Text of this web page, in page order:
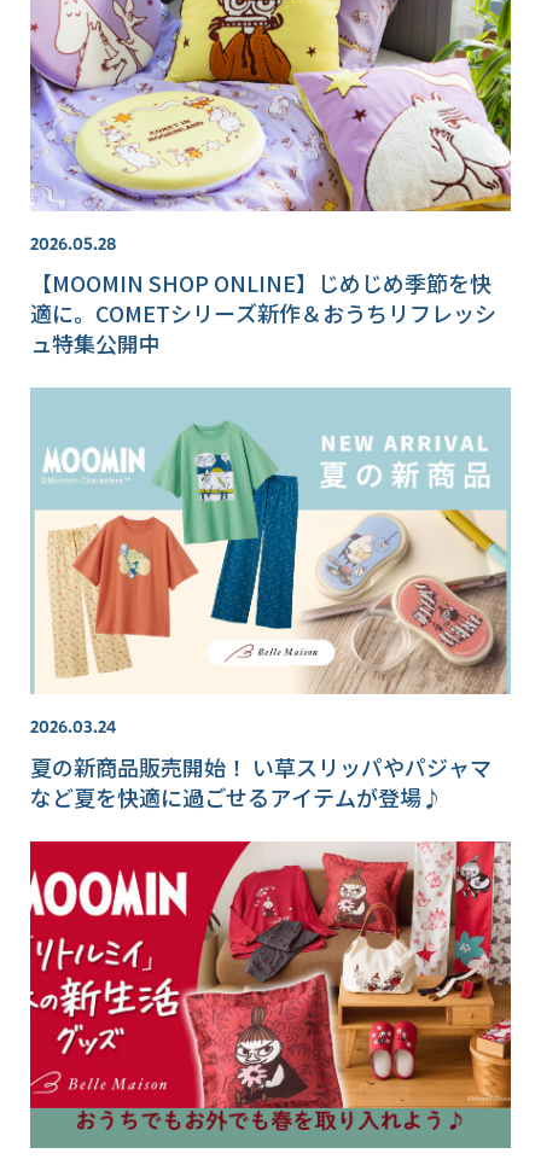
2026.05.28
【MOOMIN SHOP ONLINE】じめじめ季節を快
適に。COMETシリーズ新作＆おうちリフレッシ
ュ特集公開中
2026.03.24
夏の新商品販売開始！ い草スリッパやパジャマ
など夏を快適に過ごせるアイテムが登場♪